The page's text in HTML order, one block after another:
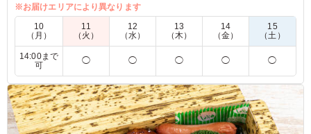
5.0
定番のチキン南蛮はボリュームもありつつ、野菜もしっか
り摂れるのでいつも注文しています！時間が経ってもチキ
ンの衣がしなしなにならず、タルタルソースも美味しいの
で満足度が高いメニューです！
ご利用シーン： スポーツ›スポーツイベント
東京都目黒区上目黒2026/07/22
※お届けエリアにより異なります
10
（月）
11
（火）
12
（水）
13
（木）
14
（金）
15
（土）
14:00まで
可
◯ ◯ ◯ ◯ ◯